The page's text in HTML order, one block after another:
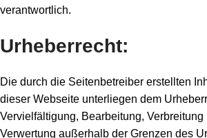
verantwortlich.
Urheberrecht:
Die durch die Seitenbetreiber erstellten
dieser Webseite unterliegen dem
Vervielfältigung, Bearbeitung, Verbreitung
Verwertung außerhalb der Grenzen des